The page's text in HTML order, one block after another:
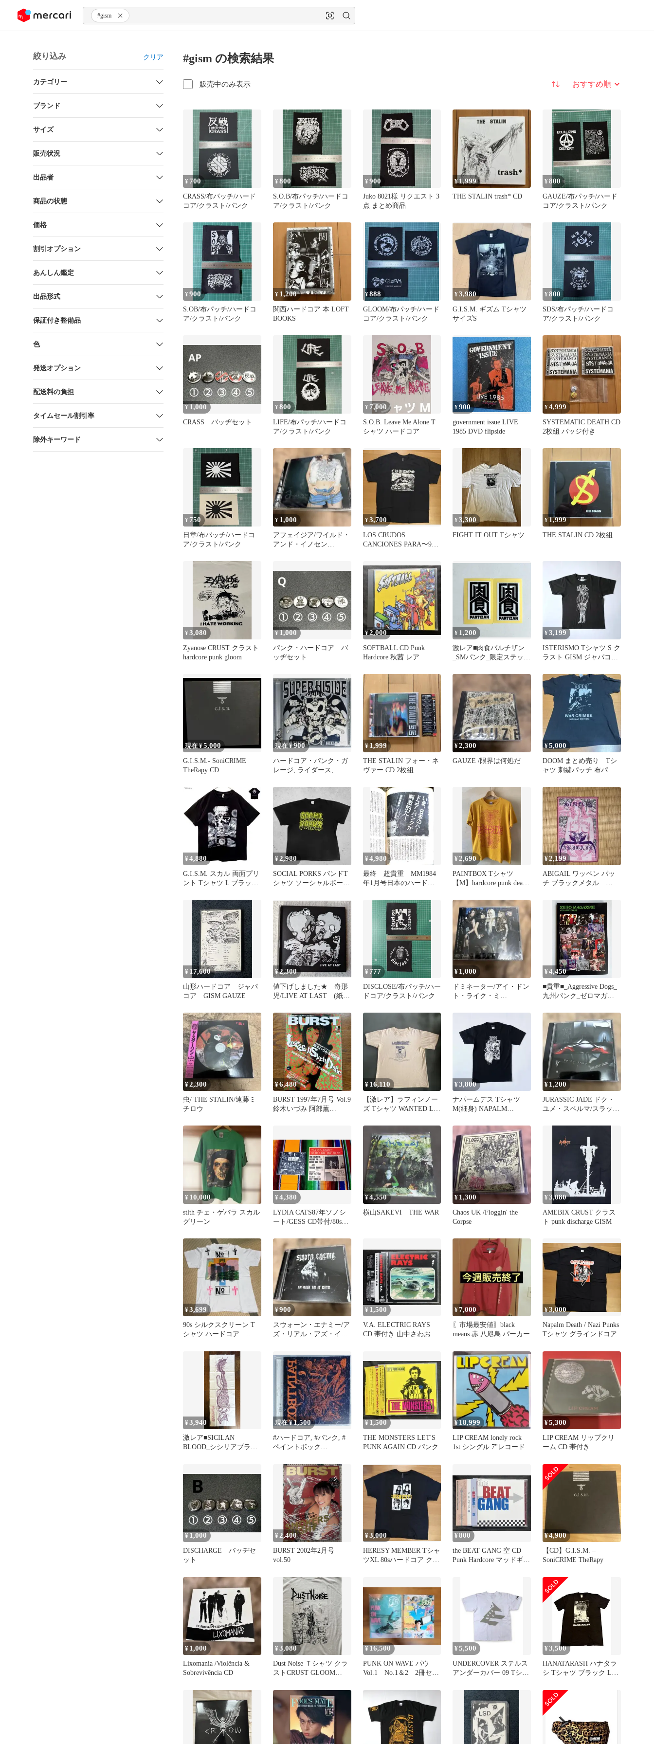
ツにスキップ #gism
絞り込み クリア
カテゴリー
ブランド
サイズ
販売状況
出品者
商品の状態
価格
割引オプション
あんしん鑑定
出品形式
保証付き整備品
色
発送オプション
配送料の負担
タイムセール割引率
除外キーワード
#gism の検索結果
販売中のみ表示 並び替え
¥ 700
CRASS/布パッチ/ハード
コア/クラスト/パンク
¥800
S.O.B/布パッチ/ハードコ
ア/クラスト/パンク
¥900
Juko 8021様 リクエスト 3
点 まとめ商品
¥ 1,999
THE STALIN trash* CD
¥800
GAUZE/布パッチ/ハード
コア/クラスト/パンク
¥900
S.OB/布パッチ/ハードコ
ア/クラスト/パンク
¥ 1,200
関西ハードコア 本 LOFT
BOOKS
¥888
GLOOM/布パッチ/ハード
コア/クラスト/パンク
¥3,980
G.I.S.M. ギズム Tシャツ
サイズS
¥800
SDS/布パッチ/ハードコ
ア/クラスト/パンク
¥ 1,000
CRASS バッヂセット
¥800
LIFE/布パッチ/ハードコ
ア/クラスト/パンク
¥ 7,000
S.O.B. Leave Me Alone T
シャツ ハードコア
¥900
government issue LIVE
1985 DVD flipside
¥4,999
SYSTEMATIC DEATH CD
2枚組 バッジ付き
¥ 750
日章/布パッチ/ハードコ
ア/クラスト/パンク
¥ 1,000
アフェイジア/ワイルド・
アンド・イノセン
¥3,700
LOS CRUDOS
CANCIONES PARA〜90s
¥3,300
FIGHT IT OUT Tシャツ
¥1,999
THE STALIN CD 2枚組
¥3,080
Zyanose CRUST クラスト
hardcore punk gloom
¥ 1,000
パンク・ハードコア バ
ッヂセット
¥2,000
SOFTBALL CD Punk
Hardcore 秋茜 レア
¥ 1,200
激レア■肉食パルチザン
_SMパンク_限定ステッカ
¥3,199
ISTERISMO Tシャツ S ク
ラスト GISM ジャパコア
現在 ¥5,000
G.I.S.M.- SoniCRIME
TheRapy CD
現在 ¥900
ハードコア・パンク・ガ
レージ, ライダース,
¥1,999
THE STALIN フォー・ネ
ヴァー CD 2枚組
¥2,300
GAUZE /限界は何処だ
¥5,000
DOOM まとめ売り Tシ
ャツ 刺繍パッチ 布パッ
¥ 4,880
G.I.S.M. スカル 両面プリ
ント Tシャツ L ブラック
¥2,980
SOCIAL PORKS バンドT
シャツ ソーシャルポーク
¥4,980
最終 超貴重 MM1984
年1月号日本のハードコ
GAUZE
¥ 2,690
PAINTBOX Tシャツ
【M】hardcore punk death
¥2,199
ABIGAIL ワッペン パッ
チ ブラックメタル
¥ 17,600
山形ハードコア ジャパ
コア GISM GAUZE
¥2,300
値下げしました★ 奇形
児/LIVE AT LAST (紙ジ
¥ 777
DISCLOSE/布パッチ/ハー
ドコア/クラスト/パンク
¥ 1,000
ドミネーター/アイ・ドン
ト・ライク・ミ
¥4,450
■貴重■_Aggressive Dogs_
九州パンク_ゼロマガジ
¥2,300
虫/ THE STALIN/遠藤ミ
チロウ
¥6,480
BURST 1997年7月号 Vol.9
鈴木いづみ 阿部薫
¥ 16,110
【激レア】ラフィンノー
ズ Tシャツ WANTED L相
¥3,800
ナパームデス Tシャツ
M(細身) NAPALM
¥ 1,200
JURASSIC JADE ドク・
ユメ・スペルマ/スラッシ
¥ 10,000
stlth チェ・ゲバラ スカル
グリーン
¥4,380
LYDIA CATS87年ソノシ
ート/GESS CD帯付/80s九
¥4,550
横山SAKEVI THE WAR
¥ 1,300
Chaos UK /Floggin' the
Corpse
¥3,080
AMEBIX CRUST クラス
ト punk discharge GISM
¥3,699
90s シルクスクリーン T
シャツ ハードコア
¥900
スウォーン・エナミー/ア
ズ・リアル・アズ・イッ
¥ 1,500
V.A. ELECTRIC RAYS
CD 帯付き 山中さわお ピ
¥7,000
〖市場最安値〗black
means 赤 八咫烏 パーカー
¥3,000
Napalm Death / Nazi Punks
Tシャツ グラインドコア
¥3,940
激レア■SICILAN
BLOOD_シシリアブラッ
現在 ¥1,500
#ハードコア, #パンク, #
ペイントボック
¥ 1,500
THE MONSTERS LET'S
PUNK AGAIN CD パンク
¥ 18,999
LIP CREAM lonely rock
1st シングル 7"レコード
¥5,300
LIP CREAM リップクリ
ーム CD 帯付き
¥ 1,000
DISCHARGE バッヂセ
ット
¥2,400
BURST 2002年2月号
vol.50
¥3,000
HERESY MEMBER Tシャ
ツXL 80sハードコア クラ
¥800
the BEAT GANG 空 CD
Punk Hardcore マッドギャ
¥4,900
【CD】G.I.S.M. –
SoniCRIME TheRapy
¥ 1,000
Lixomania /Violência &
Sobrevivência CD
¥3,080
Dust Noise Ｔシャツ クラ
ストCRUST GLOOM
¥ 16,500
PUNK ON WAVE パウ
Vol.1 No.1＆2 2冊セッ
¥5,500
UNDERCOVER ステルス
アンダーカバー 09 Tシャ
¥3,500
HANATARASH ハナタラ
シ Tシャツ ブラック Lサ